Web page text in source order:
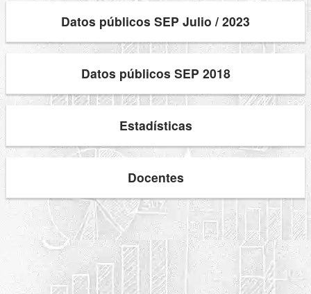
Datos públicos SEP Julio / 2023
Datos públicos SEP 2018
Estadísticas
Docentes